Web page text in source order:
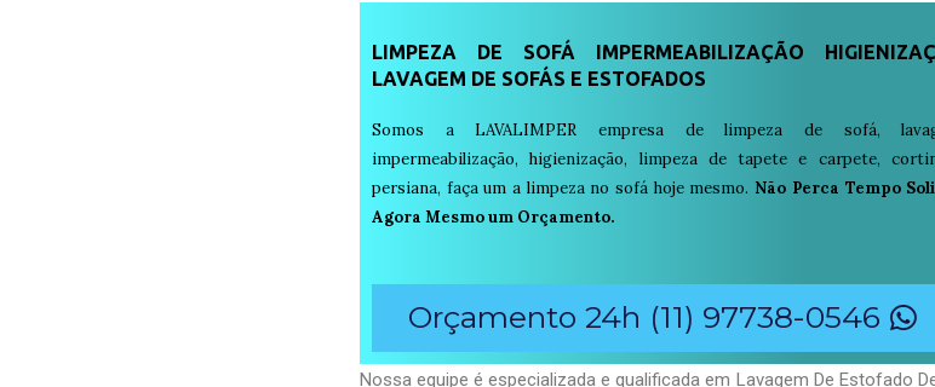
LIMPEZA DE SOFÁ IMPERMEABILIZAÇÃO
LAVAGEM DE SOFÁS E ESTOFADOS
Somos a LAVALIMPER empresa de limpeza de sofá,
impermeabilização, higienização, limpeza de tapete e carpete,
persiana, faça um a limpeza no sofá hoje mesmo. Não Perca Tempo
Agora Mesmo um Orçamento.
Orçamento 24h (11) 97738-0546
Nossa equipe é especializada e qualificada em Lavagem De Estofado